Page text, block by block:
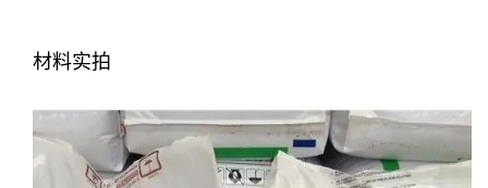
材料实拍